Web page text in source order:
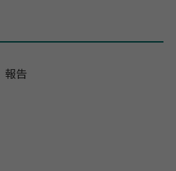
報告